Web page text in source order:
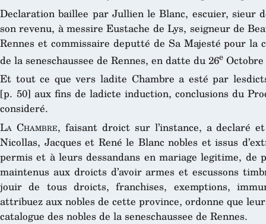
Declaration baillee par Jullien le Blanc, escuier, sieur
son revenu, à messire Eustache de Lys, seigneur de
Rennes et commissaire deputté de Sa Majesté pour la
de la seneschaussee de Rennes, en datte du 26e
Et tout ce que vers ladite Chambre a esté par
[p. 50] aux fins de ladicte induction, conclusions du
consideré.
La Chambre, faisant droict sur l’instance, a declaré
Nicollas, Jacques et René le Blanc nobles et issus
permis et à leurs dessandans en mariage legitime, de
maintenus aux droicts d’avoir armes et escussons
jouir de tous droicts, franchises, exemptions,
attribuez aux nobles de cette province, ordonne que
catalogue des nobles de la seneschaussee de Rennes.